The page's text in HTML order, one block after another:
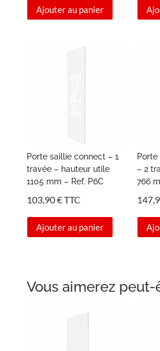
Ajouter au panier
Porte saillie connect – 1
travée – hauteur utile
1105 mm – Ref. P6C
103,90€TTC
Ajouter au panier
– 2
766
Vous aimerez peut-